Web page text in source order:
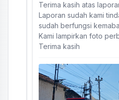
Terima kasih atas
Laporan sudah kami
sudah berfungsi
Kami lampirkan foto
Terima kasih